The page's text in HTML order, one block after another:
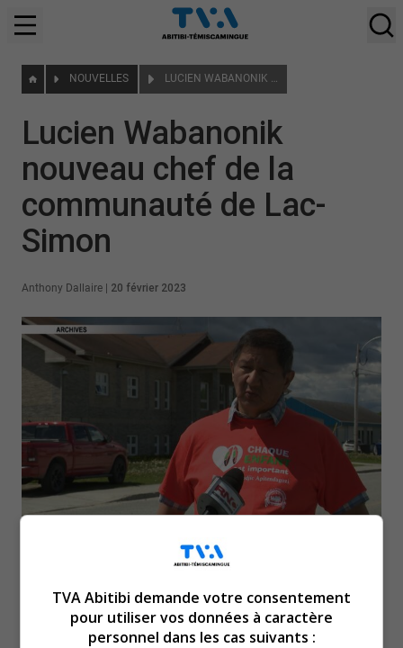
NOUVELLES LUCIEN WABANONIK NOUVEAU CHEF DE LA COMMUNAUTÉ DE LAC-SIMON
Lucien Wabanonik
nouveau chef de la
communauté de Lac-
Simon
Anthony Dallaire 20 février 2023
La communauté du Lac-
Simon a un nouveau chef. Il
TVA Abitibi demande votre consentement
pour utiliser vos données à caractère
personnel dans les cas suivants :